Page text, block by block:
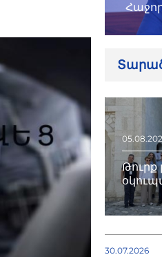
Թուրք
30.07.2026